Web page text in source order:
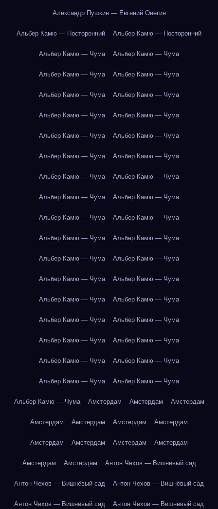
Александр Пушкин — Евгений Онегин
Альбер Камю — Посторонний Альбер Камю — Посторонний
Альбер Камю — Чума Альбер Камю — Чума
Альбер Камю — Чума Альбер Камю — Чума
Альбер Камю — Чума Альбер Камю — Чума
Альбер Камю — Чума Альбер Камю — Чума
Альбер Камю — Чума Альбер Камю — Чума
Альбер Камю — Чума Альбер Камю — Чума
Альбер Камю — Чума Альбер Камю — Чума
Альбер Камю — Чума Альбер Камю — Чума
Альбер Камю — Чума Альбер Камю — Чума
Альбер Камю — Чума Альбер Камю — Чума
Альбер Камю — Чума Альбер Камю — Чума
Альбер Камю — Чума Альбер Камю — Чума
Альбер Камю — Чума Альбер Камю — Чума
Альбер Камю — Чума Альбер Камю — Чума
Альбер Камю — Чума Альбер Камю — Чума
Альбер Камю — Чума Альбер Камю — Чума
Альбер Камю — Чума Альбер Камю — Чума
Альбер Камю — Чума Амстердам Амстердам Амстердам
Амстердам Амстердам Амстердам Амстердам
Амстердам Амстердам Амстердам Амстердам
Амстердам Амстердам Антон Чехов — Вишнёвый сад
Антон Чехов — Вишнёвый сад Антон Чехов — Вишнёвый сад
Антон Чехов — Вишнёвый сад Антон Чехов — Вишнёвый сад